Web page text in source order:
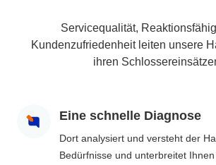
Servicequalität,
Kundenzufriedenheit leiten unsere
ihren
Eine schnelle Diagnose
Dort analysiert und versteht der
Bedürfnisse und unterbreitet